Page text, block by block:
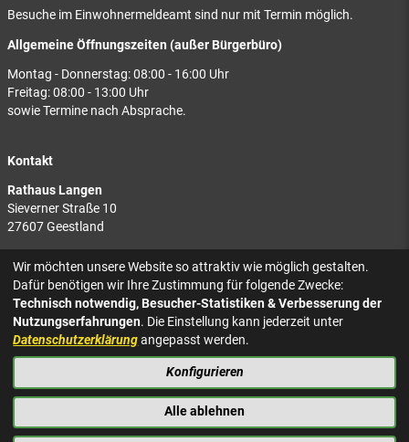
Besuche im Einwohnermeldeamt sind nur mit Termin möglich.
Allgemeine Öffnungszeiten (außer Bürgerbüro)
Montag - Donnerstag: 08:00 - 16:00 Uhr
Freitag: 08:00 - 13:00 Uhr
sowie Termine nach Absprache.
Kontakt
Rathaus Langen
Sieverner Straße 10
27607 Geestland
Rathaus Bad Bederkesa
Am Markt 8
27624 Geestland
Tel.: 04743 937-2300
KONTAKT
IMPRESSUM
BARRIEREFREIHEIT
NACH OBEN
Wir möchten unsere Website so attraktiv wie möglich gestalten.
Dafür benötigen wir Ihre Zustimmung für folgende Zwecke:
Technisch notwendig, Besucher-Statistiken & Verbesserung der
Nutzungserfahrungen. Die Einstellung kann jederzeit unter
Datenschutzerklärungangepasst werden.
Konfigurieren
Alle ablehnen